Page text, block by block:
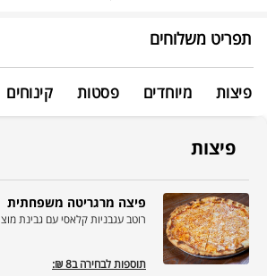
תפריט משלוחים
פיצות מיוחדים פסטות קינוחים
פיצות
פיצה מרגריטה משפחתית
רוטב עגבניות קלאסי עם גבינת
תוספות לבחירה ב8 ₪: